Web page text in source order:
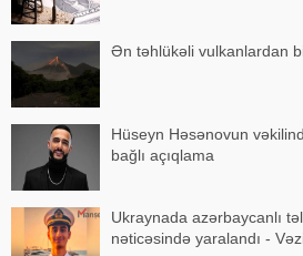
Ən təhlükəli vulkanlardan
Hüseyn Həsənovun
bağlı açıqlama
Ukraynada azərbaycanlı
nəticəsində yaralandı -